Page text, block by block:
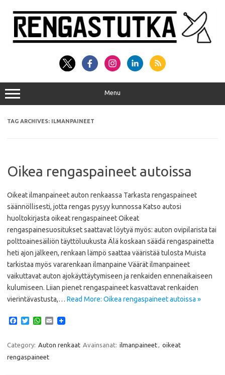
content
Menu
TAG ARCHIVES: ILMANPAINEET
Oikea rengaspaineet autoissa
Oikeat ilmanpaineet auton renkaassa Tarkasta rengaspaineet
säännöllisesti, jotta rengas pysyy kunnossa Katso autosi
huoltokirjasta oikeat rengaspaineet Oikeat
rengaspainesuositukset saattavat löytyä myös: auton ovipilarista tai
polttoainesäiliön täyttöluukusta Älä koskaan säädä rengaspainetta
heti ajon jälkeen, renkaan lämpö saattaa vääristää tulosta Muista
tarkistaa myös vararenkaan ilmanpaine Väärät ilmanpaineet
vaikuttavat auton ajokäyttäytymiseen ja renkaiden ennenaikaiseen
kulumiseen. Liian pienet rengaspaineet kasvattavat renkaiden
vierintävastusta,… Read More: Oikea rengaspaineet autoissa »
e
o
T
t
e
W
t
A
E
i
Category: Auton renkaat Avainsanat: ilmanpaineet
oikeat
rengaspaineet